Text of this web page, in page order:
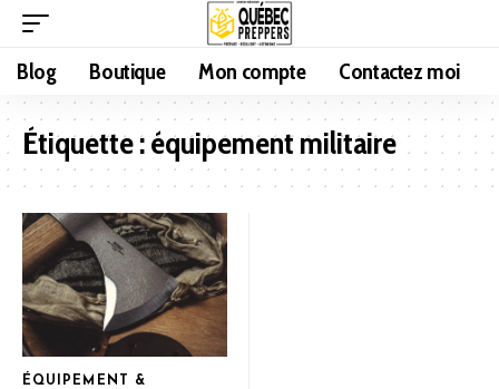
Blog Boutique Mon compte Contactez moi
Étiquette :équipement militaire
ÉQUIPEMENT &